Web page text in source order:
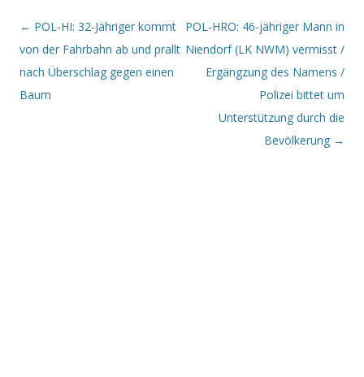
Beitrags-Navigation
← POL-HI: 32-Jähriger kommt
von der Fahrbahn ab und prallt
nach Überschlag gegen einen
Baum
POL-HRO: 46-jähriger Mann in
Niendorf (LK NWM) vermisst /
Ergängzung des Namens /
Polizei bittet um
Unterstützung durch die
Bevölkerung →